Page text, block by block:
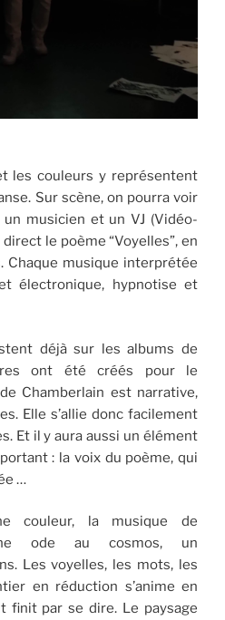
les couleurs y représentent
Sur scène, on pourra voir
musicien et un VJ (Vidéo-
le poème “Voyelles”, en
Chaque musique interprétée
électronique, hypnotise et
déjà sur les albums de
ont été créés pour le
Chamberlain est narrative,
Elle s’allie donc facilement
Et il y aura aussi un élément
: la voix du poème, qui
…
couleur, la musique de
ode au cosmos, un
Les voyelles, les mots, les
en réduction s’anime en
finit par se dire. Le paysage